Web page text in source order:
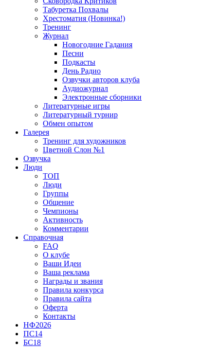
Табуретка Похвалы
Хрестоматия (Новинка!)
Тренинг
Журнал
Новогодние Гадания
Песни
Подкасты
День Радио
Озвучки авторов клуба
Аудиожурнал
Электронные сборники
Литературные игры
Литературный турнир
Обмен опытом
Галерея
Тренинг для художников
Цветной Слон №1
Озвучка
Люди
ТОП
Люди
Группы
Общение
Чемпионы
Активность
Комментарии
Справочная
FAQ
О клубе
Ваши Идеи
Ваша реклама
Награды и звания
Правила конкурса
Правила сайта
Оферта
Контакты
НФ2026
ПС14
БС18